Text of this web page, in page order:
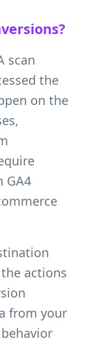
scan
the
on the
GA4
actions
from your